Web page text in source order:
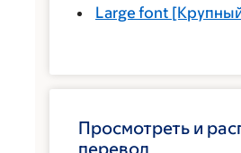
Large font
Просмотреть и
перевод